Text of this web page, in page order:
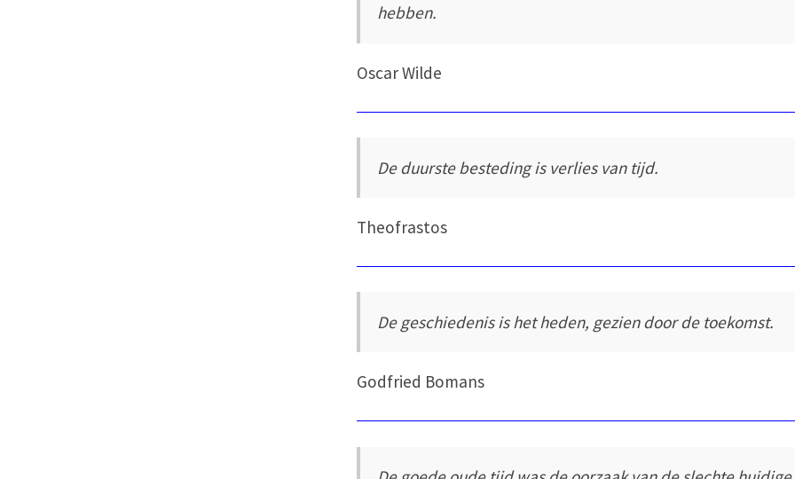
hebben.
Oscar Wilde
De duurste besteding is verlies van tijd.
Theofrastos
De geschiedenis is het heden, gezien door de toekomst.
Godfried Bomans